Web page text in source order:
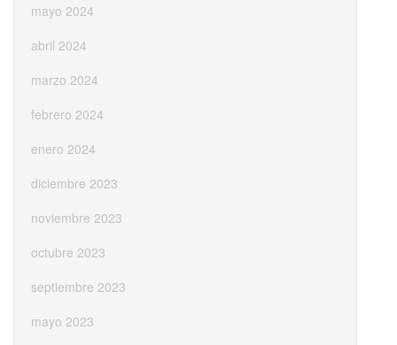
mayo 2024
abril 2024
marzo 2024
febrero 2024
enero 2024
diciembre 2023
noviembre 2023
octubre 2023
septiembre 2023
mayo 2023